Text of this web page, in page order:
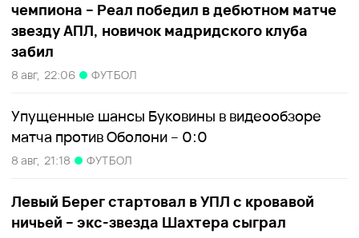
чемпиона – Реал победил в дебютном матче
звезду АПЛ, новичок мадридского клуба
забил
8 авг, 22:06 ФУТБОЛ
Упущенные шансы Буковины в видеообзоре
матча против Оболони – 0:0
8 авг, 21:18 ФУТБОЛ
Левый Берег стартовал в УПЛ с кровавой
ничьей – экс-звезда Шахтера сыграл